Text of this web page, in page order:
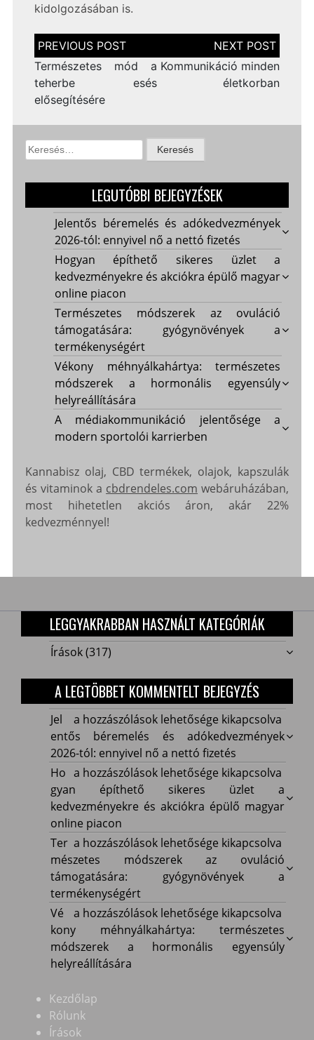
kidolgozásában is.
Bejegyzés
navigáció
Természetes mód a
teherbe esés
elősegítésére
Kommunikáció minden
életkorban
Keresés:
LEGUTÓBBI BEJEGYZÉSEK
Jelentős béremelés és adókedvezmények
2026-tól: ennyivel nő a nettó fizetés
Hogyan építhető sikeres üzlet a
kedvezményekre és akciókra épülő magyar
online piacon
Természetes módszerek az ovuláció
támogatására: gyógynövények a
termékenységért
Vékony méhnyálkahártya: természetes
módszerek a hormonális egyensúly
helyreállítására
A médiakommunikáció jelentősége a
modern sportolói karrierben
Kannabisz olaj, CBD termékek, olajok, kapszulák
és vitaminok a cbdrendeles.com webáruházában,
most hihetetlen akciós áron, akár 22%
kedvezménnyel!
LEGGYAKRABBAN HASZNÁLT KATEGÓRIÁK
Írások(317)
A LEGTÖBBET KOMMENTELT BEJEGYZÉS
Jelentős
béremelés
és
adókedvezmények
2026-
tól:
ennyivel
nő
nettó
fizetés
bejegyzéshez
a hozzászólások lehetősége kikapcsolva
Jel
entős béremelés és adókedvezmények
2026-tól: ennyivel nő a nettó fizetés
Hogyan
építhető
sikeres
üzlet
a
kedvezményekre
és
akciókra
épülő
online
piacon
a hozzászólások lehetősége kikapcsolva
Ho
gyan építhető sikeres üzlet a
kedvezményekre és akciókra épülő magyar
online piacon
Természetes
módszerek
az
ovuláció
támogatására:
gyógynövények
a
termékenységért
a hozzászólások lehetősége kikapcsolva
Ter
mészetes módszerek az ovuláció
támogatására: gyógynövények a
termékenységért
Vékony
méhnyálkahártya:
természetes
módszerek
hormonális
egyensúly
helyreállítására
a hozzászólások lehetősége kikapcsolva
Vé
kony méhnyálkahártya: természetes
módszerek a hormonális egyensúly
helyreállítására
Kezdőlap
Rólunk
Írások